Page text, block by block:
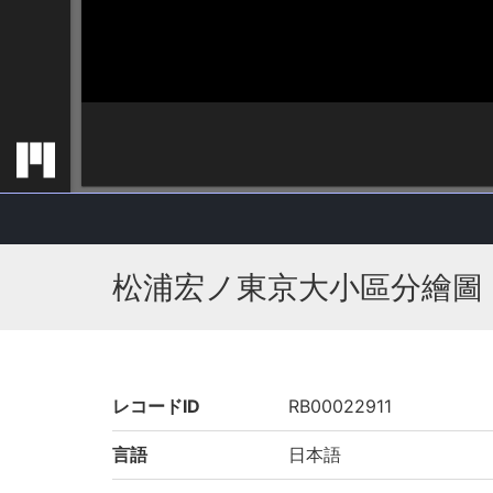
松浦宏ノ東京大小區分繪圖
レコードID RB00022911
言語 日本語